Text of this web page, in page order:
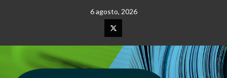
6 agosto, 2026
Elemento
del
menú